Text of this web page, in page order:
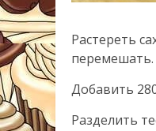
Растереть
перемешать.
Добавить
Разделить